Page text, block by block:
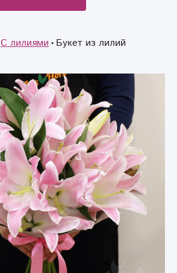
С лилиями Букет из лилий